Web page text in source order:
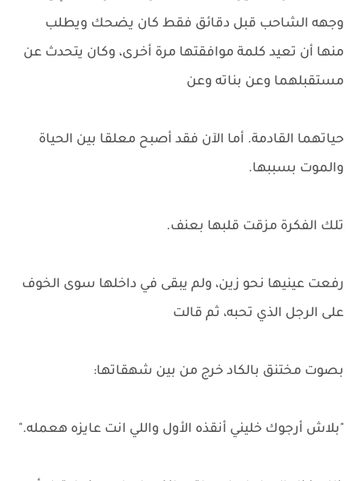
وجهه الشاحب قبل دقائق فقط كان يضحك ويطلب
منها أن تعيد كلمة موافقتها مرة أخرى، وكان يتحدث عن
مستقبلهما وعن بناته وعن
حياتهما القادمة. أما الآن فقد أصبح معلقا بين الحياة
والموت بسببها.
تلك الفكرة مزقت قلبها بعنف.
رفعت عينيها نحو زين، ولم يبقى في داخلها سوى الخوف
على الرجل الذي تحبه، ثم قالت
بصوت مختنق بالكاد خرج من بين شهقاتها:
"بلاش أرجوك خليني أنقذه الأول واللي انت عايزه هعمله."